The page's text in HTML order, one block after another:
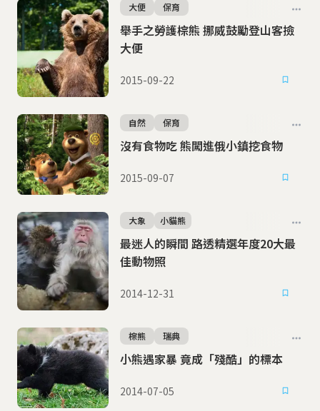
舉手之勞護棕熊 挪威鼓勵登山客撿
大便
大便 保育
2015-09-22
沒有食物吃 熊闖進俄小鎮挖食物
自然 保育
2015-09-07
最迷人的瞬間 路透精選年度20大最
佳動物照
大象 小貓熊
2014-12-31
小熊遇家暴 竟成「殘酷」的標本
棕熊 瑞典
2014-07-05